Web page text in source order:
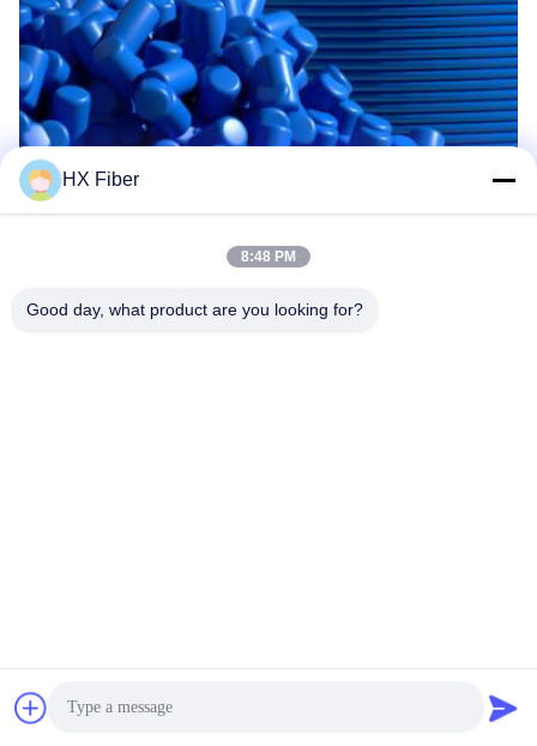
SELEÇÃO DE MATERIAL DE ALTA QUALIDADE/MATERIAL
HX Fiber
8:48 PM
Good day, what product are you looking for?